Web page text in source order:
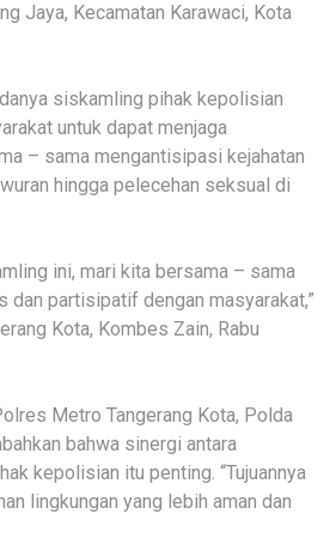
Jaya, Kecamatan Karawaci, Kota
siskamling pihak kepolisian
untuk dapat menjaga
– sama mengantisipasi kejahatan
hingga pelecehan seksual di
ini, mari kita bersama – sama
dan partisipatif dengan masyarakat,”
Kota, Kombes Zain, Rabu
Metro Tangerang Kota, Polda
bahwa sinergi antara
kepolisian itu penting. “Tujuannya
lingkungan yang lebih aman dan